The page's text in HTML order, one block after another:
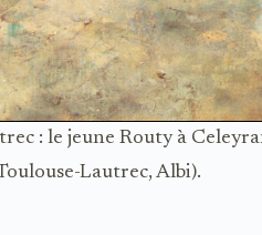
: le jeune Routy à
Lautrec, Albi).